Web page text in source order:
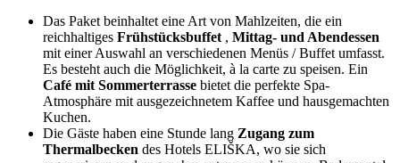
Das Paket beinhaltet eine Art von Mahlzeiten, die ein
reichhaltiges Frühstücksbuffet , Mittag- und Abendessen
mit einer Auswahl an verschiedenen Menüs / Buffet umfasst.
Es besteht auch die Möglichkeit, à la carte zu speisen. Ein
Café mit Sommerterrasse bietet die perfekte Spa-
Atmosphäre mit ausgezeichnetem Kaffee und hausgemachten
Kuchen.
Die Gäste haben eine Stunde lang Zugang zum
Thermalbecken des Hotels ELIŠKA, wo sie sich